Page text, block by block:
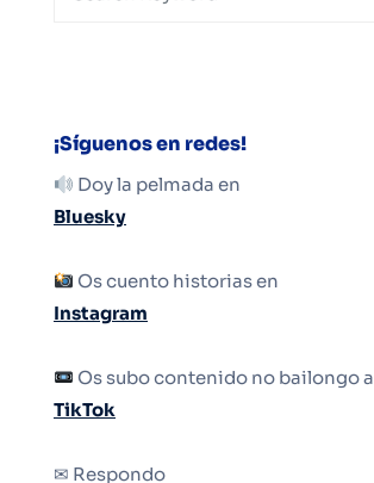
¡Síguenos en redes!
Doy la pelmada en
Bluesky
Os cuento historias en
Instagram
Os subo contenido no bailongo a
TikTok
✉ Respondo